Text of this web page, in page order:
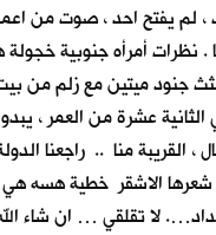
لم يفتح احد ، صوت من
أمرأه جنوبية خجولة
جنود ميتين مع زلم من
عشرة من العمر ،
القريبة منا .. راجعنا
شعرها الاشقر خطية هسه
لا تقلقي … ان شاء